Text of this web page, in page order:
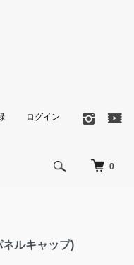
0
ログイン
ルキャップ)